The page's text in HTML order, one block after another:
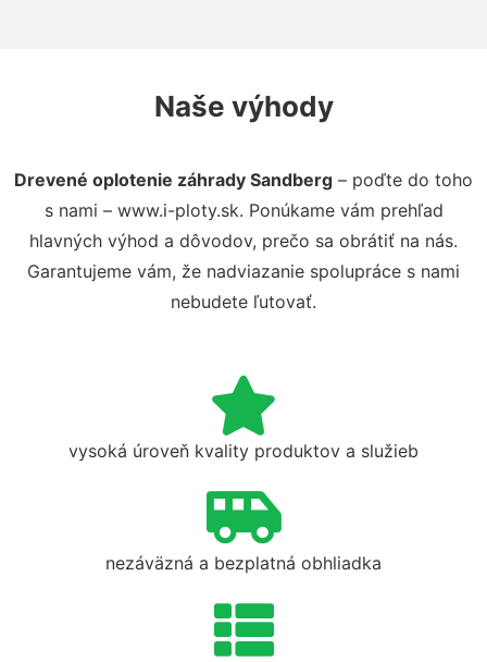
Naše výhody
Drevené oplotenie záhrady Sandberg – poďte do toho
s nami – www.i-ploty.sk. Ponúkame vám prehľad
hlavných výhod a dôvodov, prečo sa obrátiť na nás.
Garantujeme vám, že nadviazanie spolupráce s nami
nebudete ľutovať.
vysoká úroveň kvality produktov a služieb
nezáväzná a bezplatná obhliadka